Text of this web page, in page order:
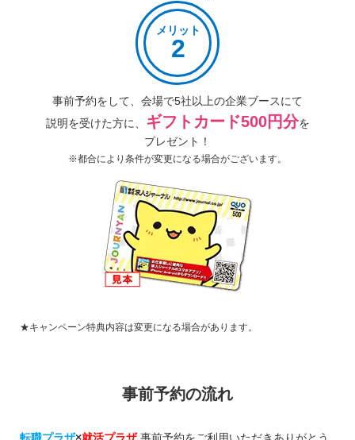
メリット
2
事前予約をして、 会場で5社以上の企業ブースにて
説明を受けた方に、 ギフトカード500円分を
プレゼント！
※都合により条件が変更になる場合がございます。
★キャンペーン特典内容は変更になる場合があります。
事前予約の流れ
転職プラザ×就活プラザ事前予約をご利用いただきありがとう